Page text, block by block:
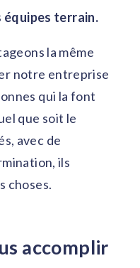
terrain.
la même
notre entreprise
qui la font
que soit le
avec de
ils
choses.
accomplir